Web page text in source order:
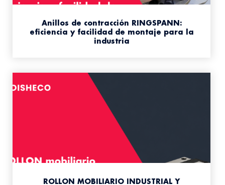
Anillos de contracción RINGSPANN:
eficiencia y facilidad de montaje para la
industria
ROLLON MOBILIARIO INDUSTRIAL Y